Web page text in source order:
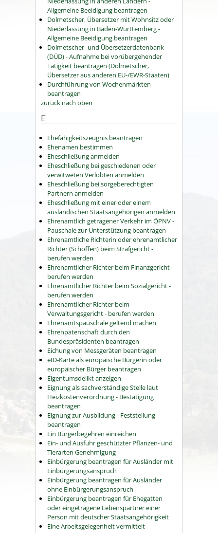
Allgemeine Beeidigung beantragen
Dolmetscher, Übersetzer mit Wohnsitz oder
Niederlassung in Baden-Württemberg -
Allgemeine Beeidigung beantragen
Dolmetscher- und Übersetzerdatenbank
(DÜD) - Aufnahme bei vorübergehender
Tätigkeit beantragen (Dolmetscher,
Übersetzer aus anderen EU-/EWR-Staaten)
Durchführung von Wochenmärkten
beantragen
zurück nach oben
E
Ehefähigkeitszeugnis beantragen
Ehenamen bestimmen
Eheschließung anmelden
Eheschließung bei geschiedenen oder
verwitweten Verlobten anmelden
Eheschließung bei sorgeberechtigten
Partnern anmelden
Eheschließung mit einer oder einem
ausländischen Staatsangehörigen anmelden
Ehrenamtlich getragener Verkehr im ÖPNV -
Pauschale zur Unterstützung beantragen
Ehrenamtliche Richterin oder ehrenamtlicher
Richter (Schöffen) beim Strafgericht -
berufen werden
Ehrenamtlicher Richter beim Finanzgericht -
berufen werden
Ehrenamtlicher Richter beim Sozialgericht -
berufen werden
Ehrenamtlicher Richter beim
Verwaltungsgericht - berufen werden
Ehrenamtspauschale geltend machen
Ehrenpatenschaft durch den
Bundespräsidenten beantragen
Eichung von Messgeräten beantragen
eID-Karte als europäische Bürgerin oder
europäischer Bürger beantragen
Eigentumsdelikt anzeigen
Eignung als sachverständige Stelle laut
Heizkostenverordnung - Bestätigung
beantragen
Eignung zur Ausbildung - Feststellung
beantragen
Ein Bürgerbegehren einreichen
Ein- und Ausfuhr geschützter Pflanzen- und
Tierarten Genehmigung
Einbürgerung beantragen für Ausländer mit
Einbürgerungsanspruch
Einbürgerung beantragen für Ausländer
ohne Einbürgerungsanspruch
Einbürgerung beantragen für Ehegatten
oder eingetragene Lebenspartner einer
Person mit deutscher Staatsangehörigkeit
Eine Arbeitsgelegenheit vermittelt